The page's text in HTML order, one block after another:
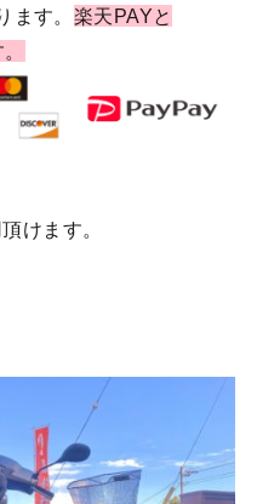
ます。 楽天PAYと
けます。